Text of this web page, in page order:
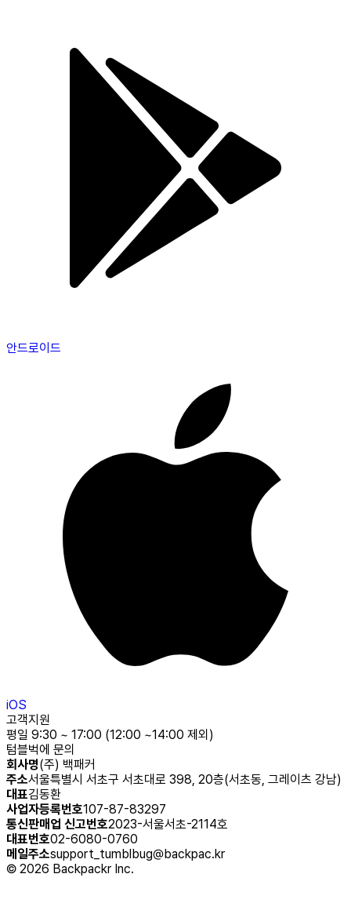
안드로이드
iOS
고객지원
평일 9:30 ~ 17:00 (12:00 ~14:00 제외)
텀블벅에 문의
회사명(주) 백패커
주소서울특별시 서초구 서초대로 398, 20층(서초동, 그레이츠 강남)
대표김동환
사업자등록번호107-87-83297
통신판매업 신고번호2023-서울서초-2114호
대표번호02-6080-0760
메일주소support_tumblbug@backpac.kr
© 2026 Backpackr Inc.